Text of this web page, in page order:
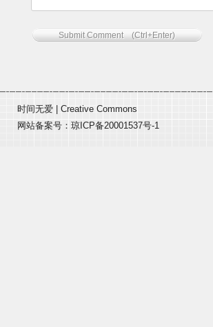
时间无爱
Creative Commons
网站备案号： 琼ICP备20001537号-1